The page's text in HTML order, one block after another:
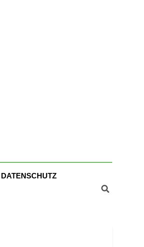
DATENSCHUTZ